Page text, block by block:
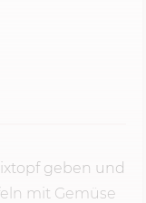
wären die
Kartoffeln
Mit zwei
geben und
mit Gemüse